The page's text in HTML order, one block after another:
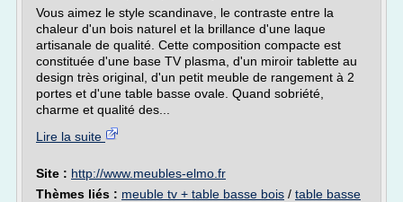
Vous aimez le style scandinave, le contraste entre la
chaleur d'un bois naturel et la brillance d'une laque
artisanale de qualité. Cette composition compacte est
constituée d'une base TV plasma, d'un miroir tablette au
design très original, d'un petit meuble de rangement à 2
portes et d'une table basse ovale. Quand sobriété,
charme et qualité des...
Lire la suite
Site : http://www.meubles-elmo.fr
Thèmes liés : meuble tv + table basse bois / table basse